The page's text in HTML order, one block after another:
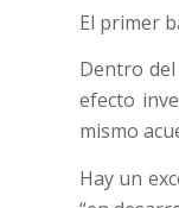
El primer
Dentro
efecto
mismo
Hay un